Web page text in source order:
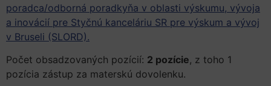
poradca/odborná poradkyňa v oblasti výskumu, vývoja
a inovácií pre Styčnú kanceláriu SR pre výskum a vývoj
v Bruseli (SLORD).
Počet obsadzovaných pozícií: 2 pozície, z toho 1
pozícia zástup za materskú dovolenku.